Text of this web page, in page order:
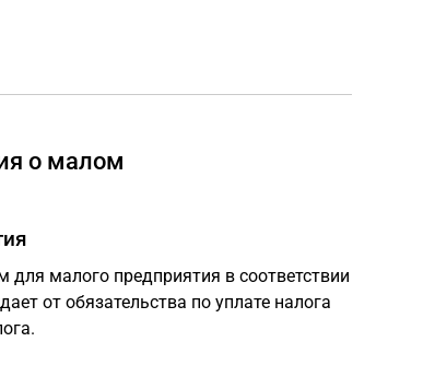
о малом
малого предприятия в соответствии
от обязательства по уплате налога